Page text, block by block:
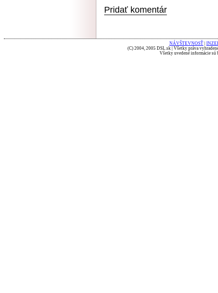
Pridať komentár
NÁVŠTEVNOSŤ
(C) 2004, 2005 DSL.sk | Všetky práva
Všetky uvedené informácie sú